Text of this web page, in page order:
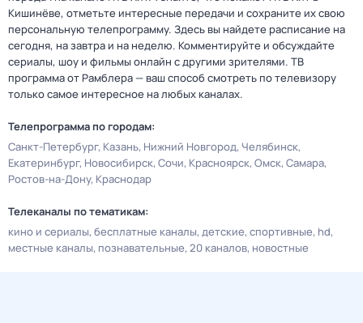
Кишинёве, отметьте интересные передачи и сохраните их свою
персональную телепрограмму. Здесь вы найдете расписание на
сегодня, на завтра и на неделю. Комментируйте и обсуждайте
сериалы, шоу и фильмы онлайн с другими зрителями. ТВ
программа от Рамблера — ваш способ смотреть по телевизору
только самое интересное на любых каналах.
Телепрограмма по городам:
Санкт-Петербург Казань Нижний Новгород Челябинск
Екатеринбург Новосибирск Сочи Красноярск Омск Самара
Ростов-на-Дону Краснодар
Телеканалы по тематикам:
кино и сериалы бесплатные каналы детские спортивные hd
местные каналы познавательные 20 каналов новостные